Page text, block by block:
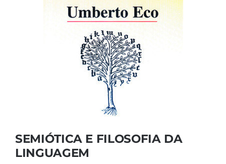
SEMIÓTICA E FILOSOFIA DA
LINGUAGEM